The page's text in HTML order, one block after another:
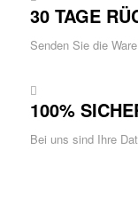
30 TAGE
Senden Sie die
100%
Bei uns sind Ihre